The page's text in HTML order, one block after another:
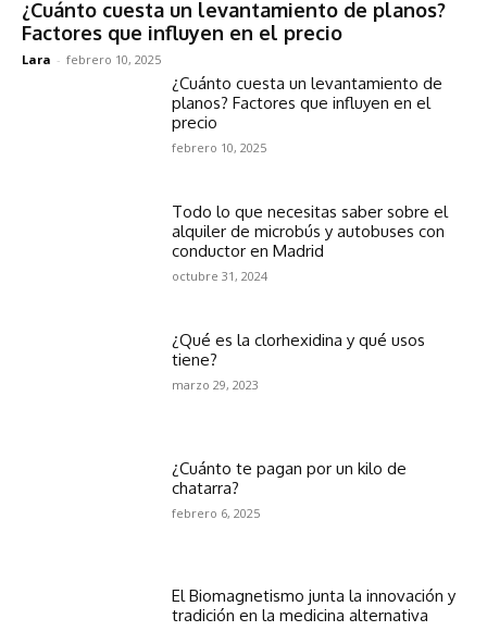
¿Cuánto cuesta un levantamiento de planos?
Factores que influyen en el precio
Lara - febrero 10, 2025
¿Cuánto cuesta un levantamiento de
planos? Factores que influyen en el
precio
febrero 10, 2025
Todo lo que necesitas saber sobre el
alquiler de microbús y autobuses con
conductor en Madrid
octubre 31, 2024
¿Qué es la clorhexidina y qué usos
tiene?
marzo 29, 2023
¿Cuánto te pagan por un kilo de
chatarra?
febrero 6, 2025
El Biomagnetismo junta la innovación y
tradición en la medicina alternativa